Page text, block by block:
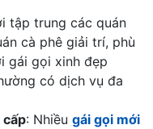
tập trung các quán
cà phê giải trí, phù
gái gọi xinh đẹp
có dịch vụ đa
cấp: Nhiều gái gọi mới